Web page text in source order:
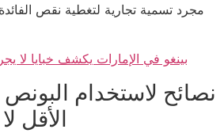
بينغو في الإمارات يكشف خبايا لا
نصائح لاستخدام
الأقل